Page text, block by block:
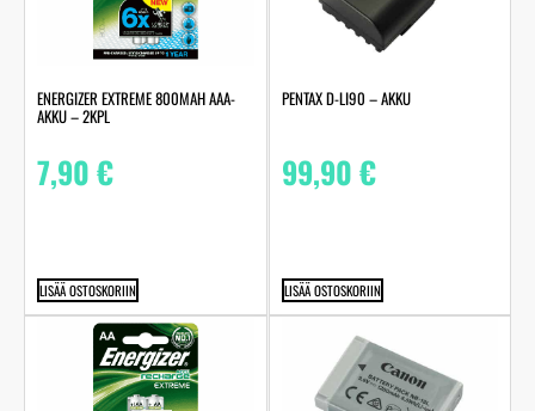
ENERGIZER EXTREME 800MAH AAA-
AKKU – 2KPL
7,90€
LISÄÄ OSTOSKORIIN
PENTAX D-LI90 – AKKU
99,90€
LISÄÄ OSTOSKORIIN